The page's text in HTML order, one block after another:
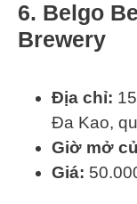
6. Belgo
Brewery
Địa chỉ:
Đa Kao,
Giờ mở
Giá: